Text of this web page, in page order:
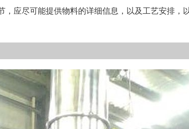
应尽可能提供物料的详细信息，以及工艺安排，